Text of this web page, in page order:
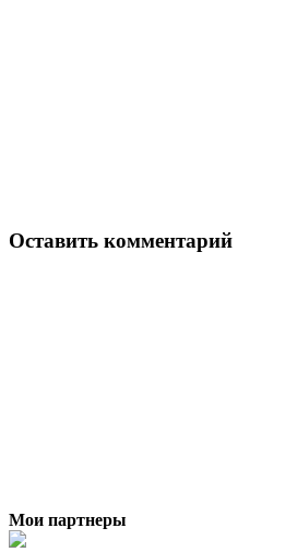
Оставить комментарий
Мои партнеры